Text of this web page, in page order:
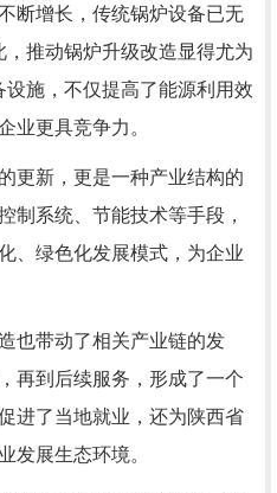
断增长，传统锅炉设备已无
推动锅炉升级改造显得尤为
施，不仅提高了能源利用效
业更具竞争力。
更新，更是一种产业结构的
制系统、节能技术等手段，
、绿色化发展模式，为企业
也带动了相关产业链的发
再到后续服务，形成了一个
进了当地就业，还为陕西省
发展生态环境。